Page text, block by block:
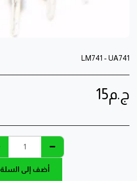
LM741 - UA741
ج.م15
أضف إلى السلة